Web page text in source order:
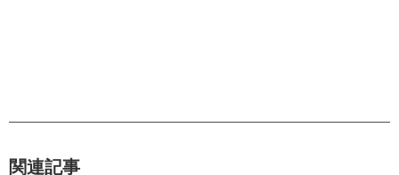
関連記事